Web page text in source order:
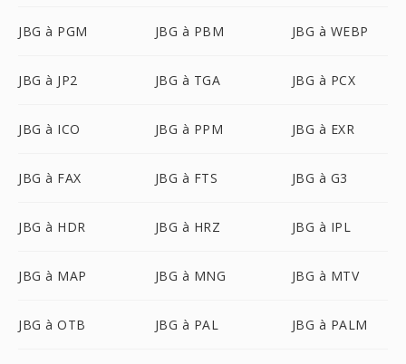
JBG à PGM JBG à PBM JBG à WEBP
JBG à JP2 JBG à TGA JBG à PCX
JBG à ICO JBG à PPM JBG à EXR
JBG à FAX JBG à FTS JBG à G3
JBG à HDR JBG à HRZ JBG à IPL
JBG à MAP JBG à MNG JBG à MTV
JBG à OTB JBG à PAL JBG à PALM